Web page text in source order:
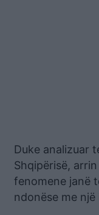
Duke analizuar
Shqipërisë,
fenomene janë
ndonëse me